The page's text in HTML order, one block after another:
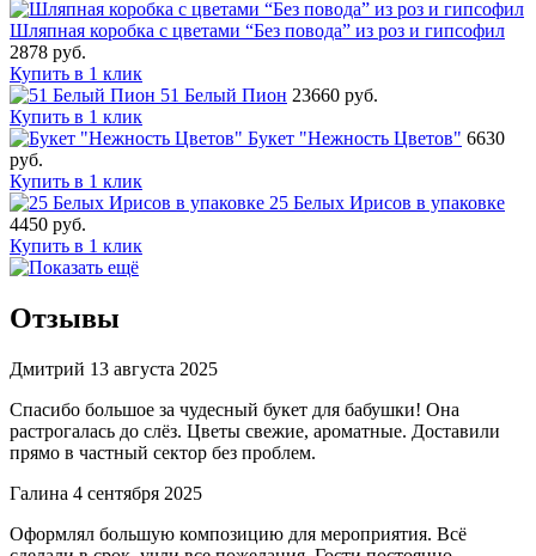
Шляпная коробка с цветами “Без повода” из роз и гипсофил
2878 руб.
Купить в 1 клик
51 Белый Пион 23660 руб.
Купить в 1 клик
Букет "Нежность Цветов" 6630
руб.
Купить в 1 клик
25 Белых Ирисов в упаковке
4450 руб.
Купить в 1 клик
Отзывы
Дмитрий 13 августа 2025
Спасибо большое за чудесный букет для бабушки! Она
растрогалась до слёз. Цветы свежие, ароматные. Доставили
прямо в частный сектор без проблем.
Галина 4 сентября 2025
Оформлял большую композицию для мероприятия. Всё